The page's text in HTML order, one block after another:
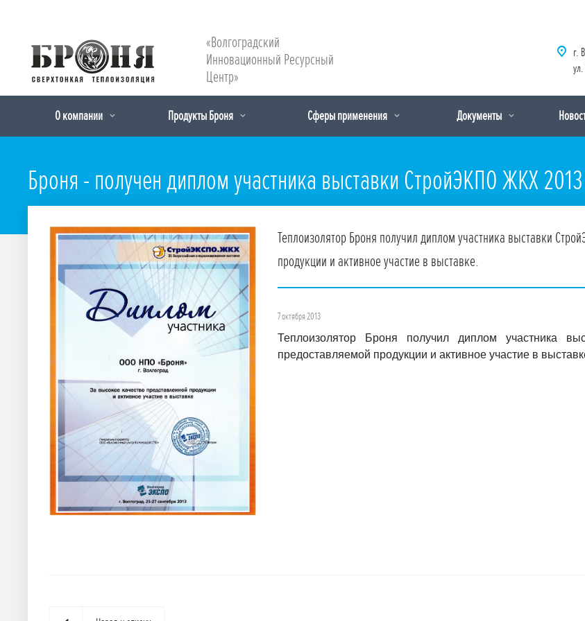
«Волгоградский
Инновационный Ресурсный
Центр»
г.
О компании Продукты Броня Сферы применения Документы
Броня - получен диплом участника выставки СтройЭКПО ЖКХ 2013
Теплоизолятор Броня получил диплом участника выставки
продукции и активное участие в выставке.
7 октября 2013
Теплоизолятор Броня получил диплом участника
предоставляемой продукции и активное участие в